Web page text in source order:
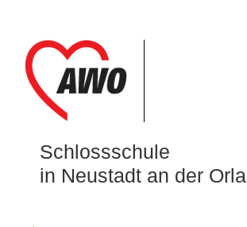
Schlossschule
in Neustadt an der Orla